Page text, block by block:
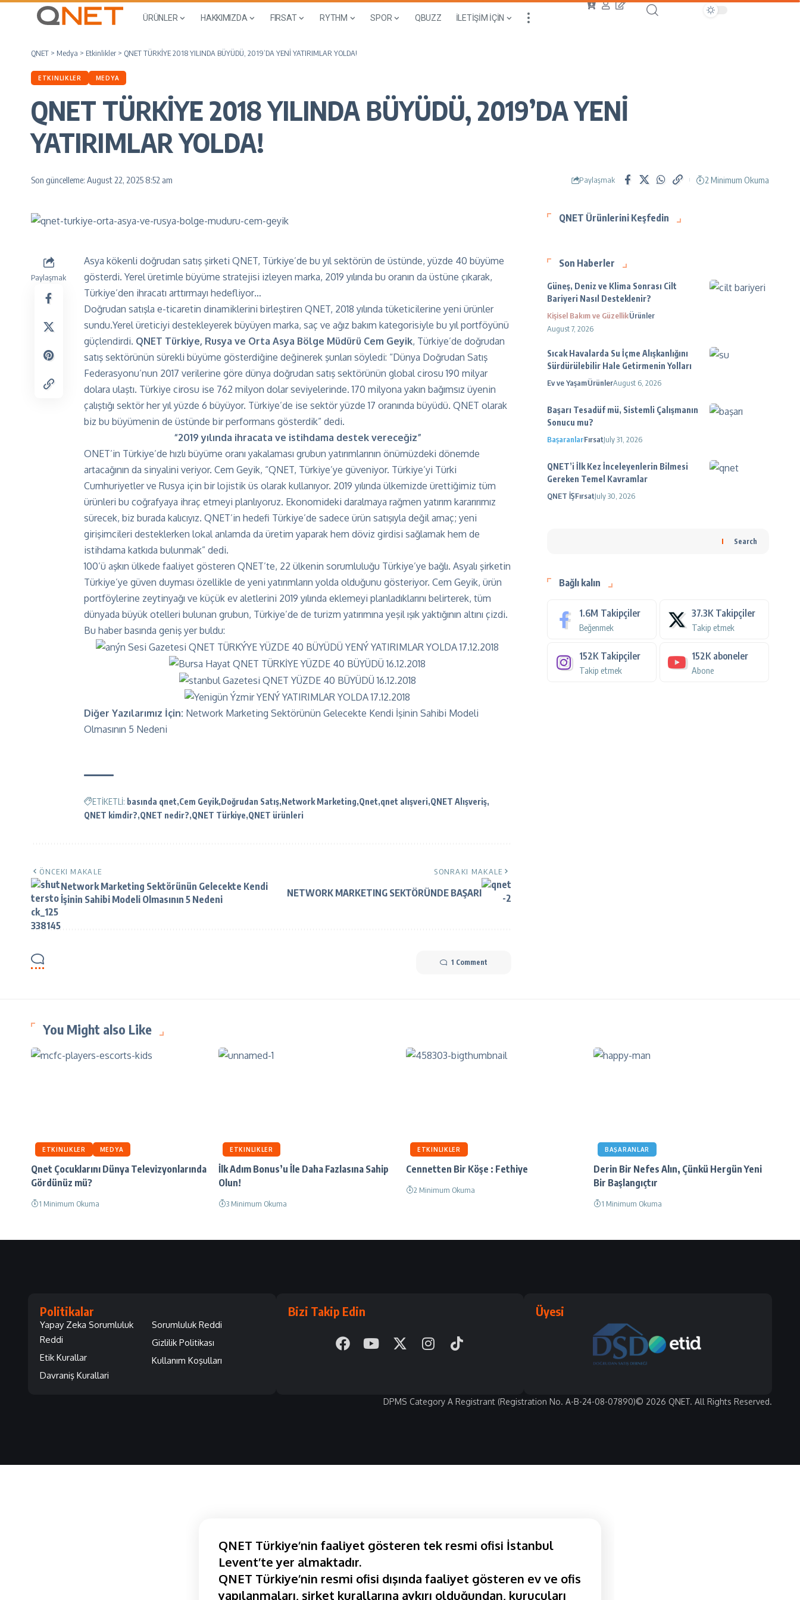
ÜRÜNLER HAKKIMIZDA FIRSAT RYTHM SPOR QBUZZ İLETİŞİM İÇİN
QNET > Medya > Etkinlikler > QNET TÜRKİYE 2018 YILINDA BÜYÜDÜ, 2019’DA YENİ YATIRIMLAR YOLDA!
ETKINLIKLER MEDYA
QNET TÜRKİYE 2018 YILINDA BÜYÜDÜ, 2019’DA YENİ
YATIRIMLAR YOLDA!
Son güncelleme: August 22, 2025 8:52 am Paylaşmak 2 Minimum Okuma
Paylaşmak
Asya kökenli doğrudan satış şirketi QNET, Türkiye’de bu yıl sektörün de üstünde, yüzde 40 büyüme
gösterdi. Yerel üretimle büyüme stratejisi izleyen marka, 2019 yılında bu oranın da üstüne çıkarak,
Türkiye’den ihracatı arttırmayı hedefliyor…
Doğrudan satışla e-ticaretin dinamiklerini birleştiren QNET, 2018 yılında tüketicilerine yeni ürünler
sundu.Yerel üreticiyi destekleyerek büyüyen marka, saç ve ağız bakım kategorisiyle bu yıl portföyünü
güçlendirdi. QNET Türkiye, Rusya ve Orta Asya Bölge Müdürü Cem Geyik, Türkiye’de doğrudan
satış sektörünün sürekli büyüme gösterdiğine değinerek şunları söyledi: “Dünya Doğrudan Satış
Federasyonu’nun 2017 verilerine göre dünya doğrudan satış sektörünün global cirosu 190 milyar
dolara ulaştı. Türkiye cirosu ise 762 milyon dolar seviyelerinde. 170 milyona yakın bağımsız üyenin
çalıştığı sektör her yıl yüzde 6 büyüyor. Türkiye’de ise sektör yüzde 17 oranında büyüdü. QNET olarak
biz bu büyümenin de üstünde bir performans gösterdik” dedi.
“2019 yılında ihracata ve istihdama destek vereceğiz”
ONET’in Türkiye’de hızlı büyüme oranı yakalaması grubun yatırımlarının önümüzdeki dönemde
artacağının da sinyalini veriyor. Cem Geyik, “QNET, Türkiye’ye güveniyor. Türkiye’yi Türki
Cumhuriyetler ve Rusya için bir lojistik üs olarak kullanıyor. 2019 yılında ülkemizde ürettiğimiz tüm
ürünleri bu coğrafyaya ihraç etmeyi planlıyoruz. Ekonomideki daralmaya rağmen yatırım kararırımız
sürecek, biz burada kalıcıyız. QNET’in hedefi Türkiye’de sadece ürün satışıyla değil amaç; yeni
girişimcileri desteklerken lokal anlamda da üretim yaparak hem döviz girdisi sağlamak hem de
istihdama katkıda bulunmak” dedi.
100’ü aşkın ülkede faaliyet gösteren QNET’te, 22 ülkenin sorumluluğu Türkiye’ye bağlı. Asyalı şirketin
Türkiye’ye güven duyması özellikle de yeni yatırımların yolda olduğunu gösteriyor. Cem Geyik, ürün
portföylerine zeytinyağı ve küçük ev aletlerini 2019 yılında eklemeyi planladıklarını belirterek, tüm
dünyada büyük otelleri bulunan grubun, Türkiye’de de turizm yatırımına yeşil ışık yaktığının altını çizdi.
Bu haber basında geniş yer buldu:
Diğer Yazılarımız İçin: Network Marketing Sektörünün Gelecekte Kendi İşinin Sahibi Modeli
Olmasının 5 Nedeni
ETİKETLİ: basında qnet Cem Geyik Doğrudan Satış Network Marketing Qnet qnet alışveri QNET Alışveriş
QNET kimdir? QNET nedir? QNET Türkiye QNET ürünleri
ÖNCEKI MAKALE
Network Marketing Sektörünün Gelecekte Kendi
İşinin Sahibi Modeli Olmasının 5 Nedeni
SONRAKI MAKALE
NETWORK MARKETING SEKTÖRÜNDE BAŞARI
1 Comment
QNET Ürünlerini Keşfedin
Son Haberler
Güneş, Deniz ve Klima Sonrası Cilt
Bariyeri Nasıl Desteklenir?
Kişisel Bakım ve GüzellikÜrünler
August 7, 2026
Sıcak Havalarda Su İçme Alışkanlığını
Sürdürülebilir Hale Getirmenin Yolları
Ev ve YaşamÜrünlerAugust 6, 2026
Başarı Tesadüf mü, Sistemli Çalışmanın
Sonucu mu?
BaşaranlarFırsatJuly 31, 2026
QNET’i İlk Kez İnceleyenlerin Bilmesi
Gereken Temel Kavramlar
QNET İŞFırsatJuly 30, 2026
Search
Bağlı kalın
1.6M Takipçiler
Beğenmek
37.3K Takipçiler
Takip etmek
152K Takipçiler
Takip etmek
152K aboneler
Abone
You Might also Like
ETKINLIKLER MEDYA
Qnet Çocuklarını Dünya Televizyonlarında
Gördünüz mü?
1 Minimum Okuma
ETKINLIKLER
İlk Adım Bonus’u İle Daha Fazlasına Sahip
Olun!
3 Minimum Okuma
ETKINLIKLER
Cennetten Bir Köşe : Fethiye
2 Minimum Okuma
BAŞARANLAR
Derin Bir Nefes Alın, Çünkü Hergün Yeni
Bir Başlangıçtır
1 Minimum Okuma
Politikalar
Yapay Zeka Sorumluluk
Reddi
Etik Kurallar
Davraniş Kurallari
Sorumluluk Reddi
Gizlilik Politikası
Kullanım Koşulları
Bizi Takip Edin Üyesi
© 2026 QNET. All Rights Reserved.
DPMS Category A Registrant (Registration No. A-B-24-08-07890)
QNET Türkiye’nin faaliyet gösteren tek resmi ofisi İstanbul
Levent’te yer almaktadır.
QNET Türkiye’nin resmi ofisi dışında faaliyet gösteren ev ve ofis
yapılanmaları, şirket kurallarına aykırı olduğundan, kurucuları